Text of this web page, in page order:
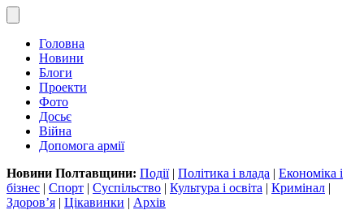
Головна
Новини
Блоги
Проекти
Фото
Досьє
Війна
Допомога армії
Новини Полтавщини: Події| Політика і влада | Економіка і
бізнес | Спорт | Суспільство | Культура і освіта | Кримінал |
Здоров’я | Цікавинки | Архів